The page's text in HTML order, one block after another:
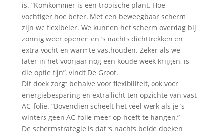
is. “Komkommer is een tropische plant. Hoe
vochtiger hoe beter. Met een beweegbaar scherm
zijn we flexibeler. We kunnen het scherm overdag bij
zonnig weer openen en ‘s nachts dichttrekken en
extra vocht en warmte vasthouden. Zeker als we
later in het voorjaar nog een koude week krijgen, is
die optie fijn”, vindt De Groot.
Dit doek zorgt behalve voor flexibiliteit, ook voor
energiebesparing en extra licht ten opzichte van vast
AC-folie. “Bovendien scheelt het veel werk als je ‘s
winters geen AC-folie meer op hoeft te hangen.”
De schermstrategie is dat ‘s nachts beide doeken